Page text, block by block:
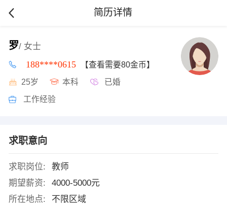
简历详情
罗/ 女士
188****0615 【查看需要80金币】
25岁 本科 已婚
工作经验
求职意向
求职岗位:
教师
期望薪资:
4000-5000元
所在地点:
不限区域